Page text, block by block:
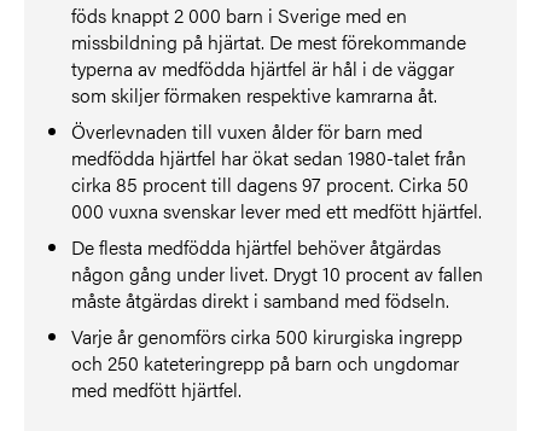
föds knappt 2 000 barn i Sverige med en
missbildning på hjärtat. De mest förekommande
typerna av medfödda hjärtfel är hål i de väggar
som skiljer förmaken respektive kamrarna åt.
Överlevnaden till vuxen ålder för barn med
medfödda hjärtfel har ökat sedan 1980-talet från
cirka 85 procent till dagens 97 procent. Cirka 50
000 vuxna svenskar lever med ett medfött hjärtfel.
De flesta medfödda hjärtfel behöver åtgärdas
någon gång under livet. Drygt 10 procent av fallen
måste åtgärdas direkt i samband med födseln.
Varje år genomförs cirka 500 kirurgiska ingrepp
och 250 kateteringrepp på barn och ungdomar
med medfött hjärtfel.